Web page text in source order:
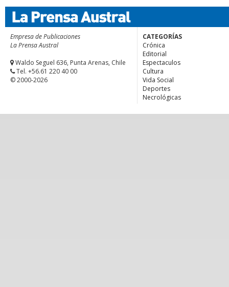
Empresa de Publicaciones
La Prensa Austral
Waldo Seguel 636, Punta Arenas, Chile
Tel. +56.61 220 40 00
© 2000-2026
CATEGORÍAS
Crónica
Editorial
Espectaculos
Cultura
Vida Social
Deportes
Necrológicas